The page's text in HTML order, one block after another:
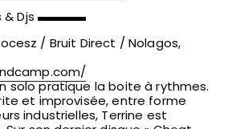
& Djs ▬▬▬▬
/ Bruit Direct / Nolagos,
solo pratique la boite à rythmes.
et improvisée, entre forme
industrielles, Terrine est